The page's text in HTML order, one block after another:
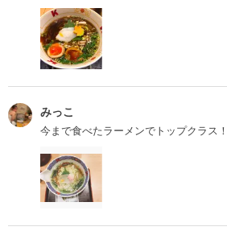
みっこ
今まで食べたラーメンでトップクラス